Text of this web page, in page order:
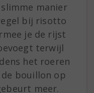
manier
bij risotto
je de rijst
terwijl
het roeren
bouillon op
meer.